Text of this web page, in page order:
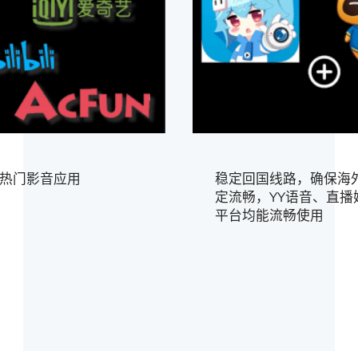
门影音应用
稳定回国线路，确保海
定流畅，YY语音、直
平台均能流畅使用